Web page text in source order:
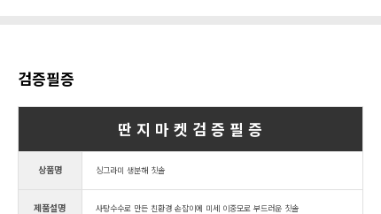
검증필증
딴 지 마 켓 검 증 필 증
상품명 싱그라미 생분해 칫솔
제품설명 사탕수수로 만든 친환경 손잡이에 미세 이중모로 부드러운 칫솔